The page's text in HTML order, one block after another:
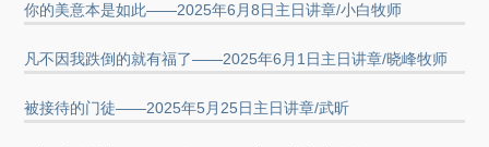
你的美意本是如此——2025年6月8日主日讲章/小白牧师
凡不因我跌倒的就有福了——2025年6月1日主日讲章/晓峰牧师
被接待的门徒——2025年5月25日主日讲章/武昕